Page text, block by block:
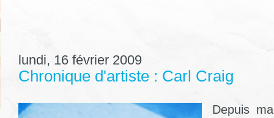
lundi, 16 février 2009
Chronique d'artiste : Carl Craig
Depuis